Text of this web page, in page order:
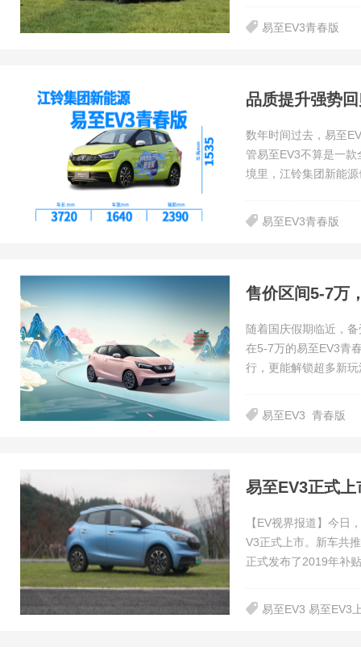
易至EV3青春版
品质提升强势
数年时间过去，易至
管易至EV3不算是一
境里，江铃集团新能
易至EV3青春版
售价区间5-7万
随着国庆假期临近，
在5-7万的易至EV3青
行，更能解锁超多新
易至EV3 青春版
易至EV3正式
【EV视界报道】今日
V3正式上市。新车共
正式发布了2019年补
易至EV3 易至EV3